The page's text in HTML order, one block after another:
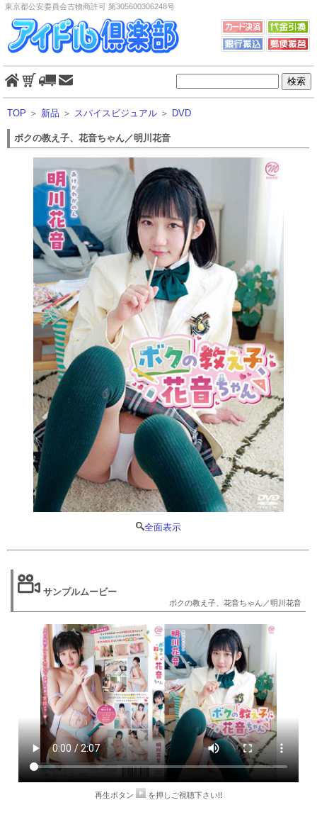
東京都公安委員会古物商許可 第305600306248号
TOP ＞ 新品 ＞ スパイスビジュアル ＞ DVD
ボクの教え子、花音ちゃん／明川花音
全面表示
サンプルムービー
ボクの教え子、花音ちゃん／明川花音
再生ボタン を押しご視聴下さい!!